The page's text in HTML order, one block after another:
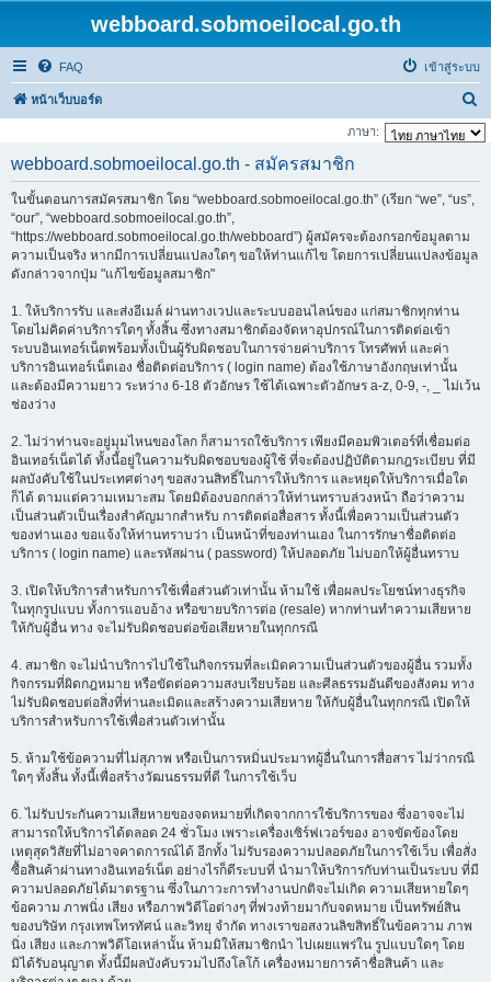
webboard.sobmoeilocal.go.th
FAQ เข้าสู่ระบบ
หน้าเว็บบอร์ด
น
ภาษา:
webboard.sobmoeilocal.go.th - สมัครสมาชิก
ในขั้นตอนการสมัครสมาชิก โดย “webboard.sobmoeilocal.go.th” (เรียก “we”, “us”,
“our”, “webboard.sobmoeilocal.go.th”,
“https://webboard.sobmoeilocal.go.th/webboard”) ผู้สมัครจะต้องกรอกข้อมูลตาม
ความเป็นจริง หากมีการเปลี่ยนแปลงใดๆ ขอให้ท่านแก้ไข โดยการเปลี่ยนแปลงข้อมูล
ดังกล่าวจากปุ่ม "แก้ไขข้อมูลสมาชิก"
1. ให้บริการรับ และส่งอีเมล์ ผ่านทางเวปและระบบออนไลน์ของ แก่สมาชิกทุกท่าน
โดยไม่คิดค่าบริการใดๆ ทั้งสิ้น ซึ่งทางสมาชิกต้องจัดหาอุปกรณ์ในการติดต่อเข้า
ระบบอินเทอร์เน็ตพร้อมทั้งเป็นผู้รับผิดชอบในการจ่ายค่าบริการ โทรศัพท์ และค่า
บริการอินเทอร์เน็ตเอง ชื่อติดต่อบริการ ( login name) ต้องใช้ภาษาอังกฤษเท่านั้น
และต้องมีความยาว ระหว่าง 6-18 ตัวอักษร ใช้ได้เฉพาะตัวอักษร a-z, 0-9, -, _ ไม่เว้น
ช่องว่าง
2. ไม่ว่าท่านจะอยู่มุมไหนของโลก ก็สามารถใช้บริการ เพียงมีคอมพิวเตอร์ที่เชื่อมต่อ
อินเทอร์เน็ตได้ ทั้งนี้อยู่ในความรับผิดชอบของผู้ใช้ ที่จะต้องปฏิบัติตามกฎระเบียบ ที่มี
ผลบังคับใช้ในประเทศต่างๆ ขอสงวนสิทธิ์ในการให้บริการ และหยุดให้บริการเมื่อใด
ก็ได้ ตามแต่ความเหมาะสม โดยมิต้องบอกกล่าวให้ท่านทราบล่วงหน้า ถือว่าความ
เป็นส่วนตัวเป็นเรื่องสำคัญมากสำหรับ การติดต่อสื่อสาร ทั้งนี้เพื่อความเป็นส่วนตัว
ของท่านเอง ขอแจ้งให้ท่านทราบว่า เป็นหน้าที่ของท่านเอง ในการรักษาชื่อติดต่อ
บริการ ( login name) และรหัสผ่าน ( password) ให้ปลอดภัย ไม่บอกให้ผู้อื่นทราบ
3. เปิดให้บริการสำหรับการใช้เพื่อส่วนตัวเท่านั้น ห้ามใช้ เพื่อผลประโยชน์ทางธุรกิจ
ในทุกรูปแบบ ทั้งการแอบอ้าง หรือขายบริการต่อ (resale) หากท่านทำความเสียหาย
ให้กับผู้อื่น ทาง จะไม่รับผิดชอบต่อข้อเสียหายในทุกกรณี
4. สมาชิก จะไม่นำบริการไปใช้ในกิจกรรมที่ละเมิดความเป็นส่วนตัวของผู้อื่น รวมทั้ง
กิจกรรมที่ผิดกฎหมาย หรือขัดต่อความสงบเรียบร้อย และศีลธรรมอันดีของสังคม ทาง
ไม่รับผิดชอบต่อสิ่งที่ท่านละเมิดและสร้างความเสียหาย ให้กับผู้อื่นในทุกกรณี เปิดให้
บริการสำหรับการใช้เพื่อส่วนตัวเท่านั้น
5. ห้ามใช้ข้อความที่ไม่สุภาพ หรือเป็นการหมิ่นประมาทผู้อื่นในการสื่อสาร ไม่ว่ากรณี
ใดๆ ทั้งสิ้น ทั้งนี้เพื่อสร้างวัฒนธรรมที่ดี ในการใช้เว็บ
6. ไม่รับประกันความเสียหายของจดหมายที่เกิดจากการใช้บริการของ ซึ่งอาจจะไม่
สามารถให้บริการได้ตลอด 24 ชั่วโมง เพราะเครื่องเซิร์ฟเวอร์ของ อาจขัดข้องโดย
เหตุสุดวิสัยที่ไม่อาจคาดการณ์ได้ อีกทั้ง ไม่รับรองความปลอดภัยในการใช้เว็บ เพื่อสั่ง
ซื้อสินค้าผ่านทางอินเทอร์เน็ต อย่างไรก็ดีระบบที่ นำมาให้บริการกับท่านเป็นระบบ ที่มี
ความปลอดภัยได้มาตรฐาน ซึ่งในภาวะการทำงานปกติจะไม่เกิด ความเสียหายใดๆ
ข้อความ ภาพนิ่ง เสียง หรือภาพวิดีโอต่างๆ ที่พ่วงท้ายมากับจดหมาย เป็นทรัพย์สิน
ของบริษัท กรุงเทพโทรทัศน์ และวิทยุ จำกัด ทางเราขอสงวนลิขสิทธิ์ในข้อความ ภาพ
นิ่ง เสียง และภาพวิดีโอเหล่านั้น ห้ามมิให้สมาชิกนำ ไปเผยแพร่ใน รูปแบบใดๆ โดย
มิได้รับอนุญาต ทั้งนี้มีผลบังคับรวมไปถึงโลโก้ เครื่องหมายการค้าชื่อสินค้า และ